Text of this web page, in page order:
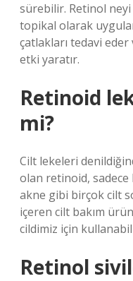
sürebilir. Retinol
topikal olarak
çatlakları tedavi eder
etki yaratır.
Retinoid
mi?
Cilt lekeleri
olan retinoid, sadece
akne gibi birçok cilt
içeren cilt bakım
cildimiz için
Retinol